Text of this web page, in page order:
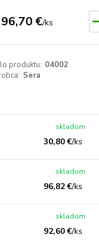
96,70 €/ks
produktu: 04002
Sera
30,80 €/ks
skladom
96,82 €/ks
skladom
92,60 €/ks
skladom